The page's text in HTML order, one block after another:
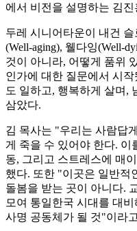
에서 비전을 설명하는 김진
두레 시니어타운이 내건
(Well-aging), 웰다잉(Well-
것이 아니라, 어떻게 품위
인가에 대한 질문에서 시
도 일하고, 행복하게 살며,
삼았다.
김 목사는 "우리는 사람답
게 죽을 수 있어야 한다. 이
동, 그리고 스트레스에 매
했다. 또한 "이곳은 일반적
돌봄을 받는 곳이 아니다.
모여 통일한국 시대를 대
사명 공동체가 될 것"이라